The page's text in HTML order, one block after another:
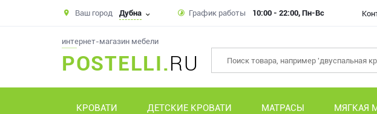
Ваш город Дубна График работы 10:00 - 22:00, Пн-Вс
интернет-магазин мебели
POSTELLI.RU
КРОВАТИ ДЕТСКИЕ КРОВАТИ МАТРАСЫ МЯГКАЯ